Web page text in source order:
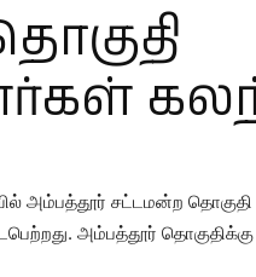
அம்பத்தூர் சட்டமன்ற
அம்பத்தூர்